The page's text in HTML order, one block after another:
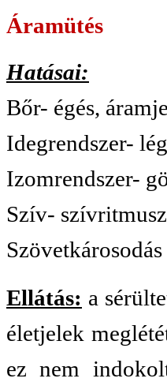
Áramütés
Hatásai:
Bőr- égés,
Idegrendszer-
Izomrendszer-
Szív-
Szövetkárosodás
Ellátás: a
életjelek
ez nem